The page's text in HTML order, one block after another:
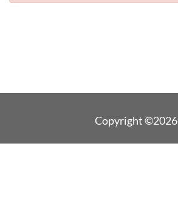
Copyright ©2026